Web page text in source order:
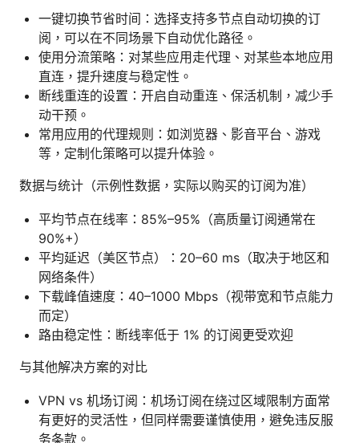
一键切换节省时间：选择支持多节点自动切换的订
阅，可以在不同场景下自动优化路径。
使用分流策略：对某些应用走代理、对某些本地应用
直连，提升速度与稳定性。
断线重连的设置：开启自动重连、保活机制，减少手
动干预。
常用应用的代理规则：如浏览器、影音平台、游戏
等，定制化策略可以提升体验。
数据与统计（示例性数据，实际以购买的订阅为准）
平均节点在线率：85%–95%（高质量订阅通常在
90%+）
平均延迟（美区节点）：20–60 ms（取决于地区和
网络条件）
下载峰值速度：40–1000 Mbps（视带宽和节点能力
而定）
路由稳定性：断线率低于 1% 的订阅更受欢迎
与其他解决方案的对比
VPN vs 机场订阅：机场订阅在绕过区域限制方面常
有更好的灵活性，但同样需要谨慎使用，避免违反服
务条款。